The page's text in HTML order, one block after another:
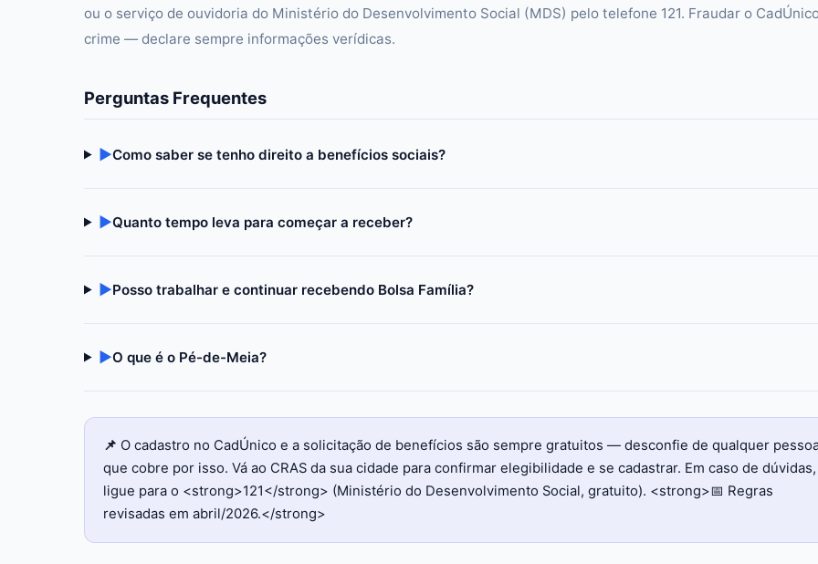
ou o serviço de ouvidoria do Ministério do Desenvolvimento Social (MDS) pelo telefone 121. Fraudar o
crime — declare sempre informações verídicas.
Perguntas Frequentes
▶Como saber se tenho direito a benefícios sociais?
▶Quanto tempo leva para começar a receber?
▶Posso trabalhar e continuar recebendo Bolsa Família?
▶O que é o Pé-de-Meia?
📌 O cadastro no CadÚnico e a solicitação de benefícios são sempre gratuitos — desconfie de qualquer
que cobre por isso. Vá ao CRAS da sua cidade para confirmar elegibilidade e se cadastrar. Em caso de dúvidas,
ligue para o <strong>121</strong> (Ministério do Desenvolvimento Social, gratuito). <strong>📅 Regras
revisadas em abril/2026.</strong>